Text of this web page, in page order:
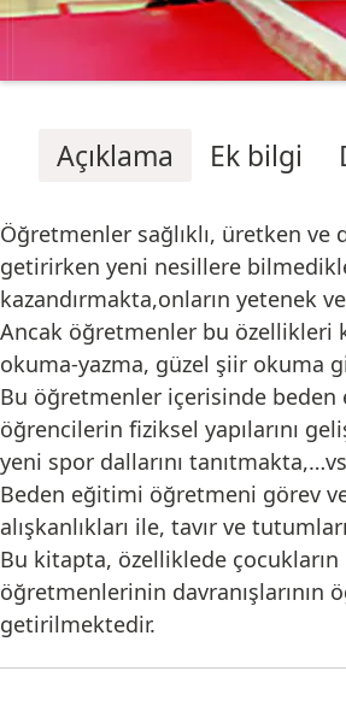
Açıklama Ek bilgi
Öğretmenler sağlıklı, üretken
getirirken yeni nesillere
kazandırmakta,onların yetenek
Ancak öğretmenler bu özellikleri
okuma-yazma, güzel şiir okuma
Bu öğretmenler içerisinde
öğrencilerin fiziksel yapılarını
yeni spor dallarını
Beden eğitimi öğretmeni görev
alışkanlıkları ile, tavır ve
Bu kitapta, özelliklede
öğretmenlerinin
getirilmektedir.